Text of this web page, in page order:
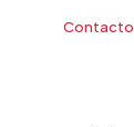
Contacto